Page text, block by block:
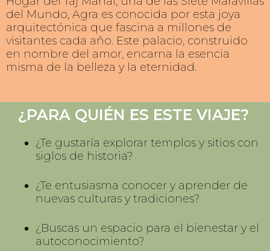
del Mundo, Agra es conocida por esta joya
arquitectónica que fascina a millones de
visitantes cada año. Este palacio, construido
en nombre del amor, encarna la esencia
misma de la belleza y la eternidad.
¿PARA QUIÉN ES ESTE VIAJE?
¿Te gustaría explorar templos y sitios con
siglos de historia?
¿Te entusiasma conocer y aprender de
nuevas culturas y tradiciones?
¿Buscas un espacio para el bienestar y el
autoconocimiento?